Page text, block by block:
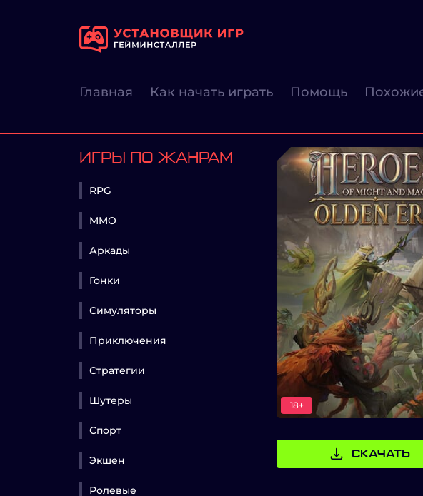
Главная Как начать играть Помощь
ИГРЫ ПО ЖАНРАМ
RPG
MMO
Аркады
Гонки
Симуляторы
Приключения
Стратегии
Шутеры
Спорт
Экшен
Ролевые
18+
СКАЧАТЬ